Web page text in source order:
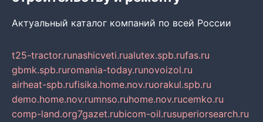
Актуальный каталог компаний по всей России
t25-tractor.runashicveti.rualutex.spb.rufas.ru
gbmk.spb.ruromania-today.runovoizol.ru
airheat-spb.rufisika.home.nov.ruorakul.spb.ru
demo.home.nov.rumnso.ruhome.nov.rucemko.ru
comp-land.org7gazet.rubicom-oil.rusuperiorsearch.ru